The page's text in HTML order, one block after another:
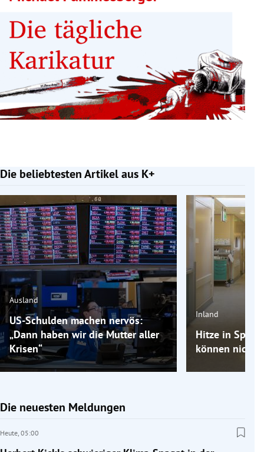
Die beliebtesten Artikel aus K+
Slide 1 von 7
Ausland
US-Schulden machen nervös:
„Dann haben wir die Mutter aller
Krisen“
Inland
Hitze in
können nicht
Die neuesten Meldungen
Heute, 05:00